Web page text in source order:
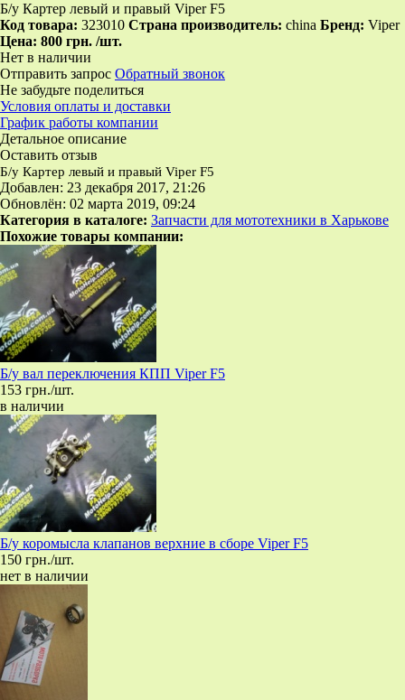
Б/у Картер левый и правый Viper F5
Код товара: 323010 Страна производитель: china Бренд: Viper
Цена: 800 грн. /шт.
Нет в наличии
Отправить запрос Обратный звонок
Не забудьте поделиться
Условия оплаты и доставки
График работы компании
Детальное описание
Оставить отзыв
Б/у Картер левый и правый Viper F5
Добавлен: 23 декабря 2017, 21:26
Обновлён: 02 марта 2019, 09:24
Категория в каталоге: Запчасти для мототехники в Харькове
Похожие товары компании:
Б/у вал переключения КПП Viper F5
153 грн./шт.
в наличии
Б/у коромысла клапанов верхние в сборе Viper F5
150 грн./шт.
нет в наличии